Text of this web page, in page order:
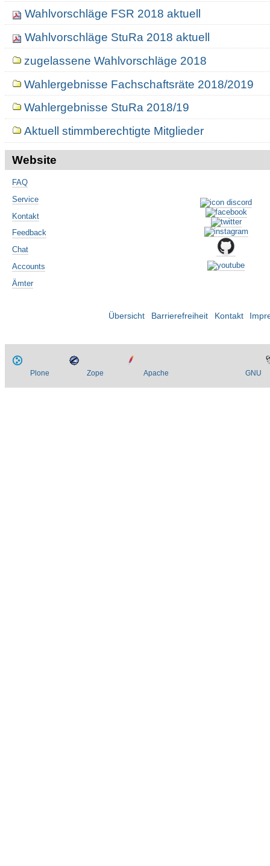
Wahlvorschläge FSR 2018 aktuell
Wahlvorschläge StuRa 2018 aktuell
zugelassene Wahlvorschläge 2018
Wahlergebnisse Fachschaftsräte 2018/2019
Wahlergebnisse StuRa 2018/19
Aktuell stimmberechtigte Mitglieder
Website
FAQ
Service
Kontakt
Feedback
Chat
Accounts
Ämter
Übersicht Barrierefreiheit Kontakt
Plone Zope Apache GNU